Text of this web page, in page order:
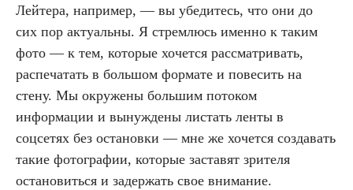
Лейтера, например, — вы убедитесь, что они до
сих пор актуальны. Я стремлюсь именно к таким
фото — к тем, которые хочется рассматривать,
распечатать в большом формате и повесить на
стену. Мы окружены большим потоком
информации и вынуждены листать ленты в
соцсетях без остановки — мне же хочется создавать
такие фотографии, которые заставят зрителя
остановиться и задержать свое внимание.